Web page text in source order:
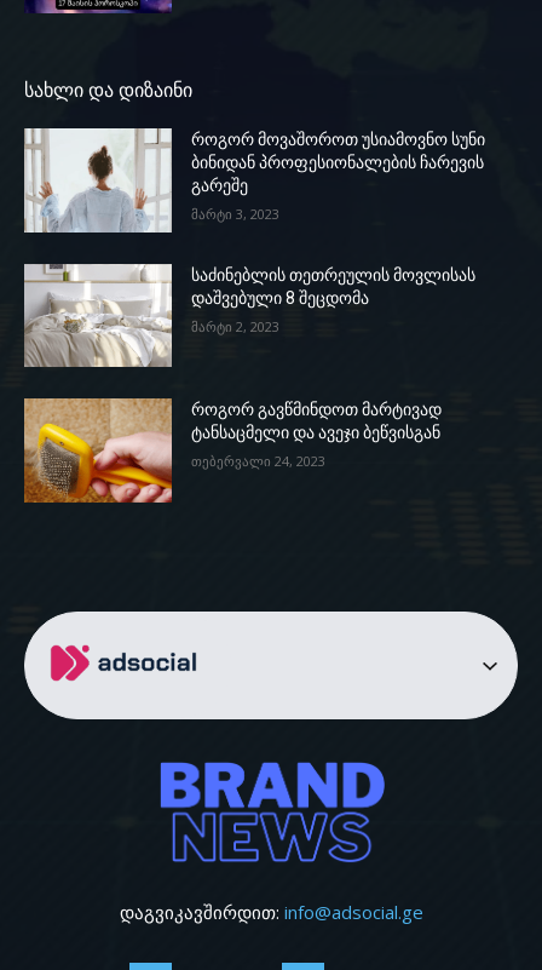
სახლი და დიზაინი
როგორ მოვაშოროთ უსიამოვნო სუნი
ბინიდან პროფესიონალების ჩარევის
გარეშე
მარტი 3, 2023
საძინებლის თეთრეულის მოვლისას
დაშვებული 8 შეცდომა
მარტი 2, 2023
როგორ გავწმინდოთ მარტივად
ტანსაცმელი და ავეჯი ბეწვისგან
თებერვალი 24, 2023
დაგვიკავშირდით: info@adsocial.ge